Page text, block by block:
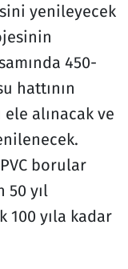
yenileyecek
450-
hattının
ele alınacak ve
borular
50 yıl
100 yıla kadar